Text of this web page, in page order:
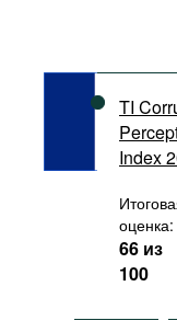
Фильмы
Подкасты
Книжная
TI
Index
оценка:
66 из
100